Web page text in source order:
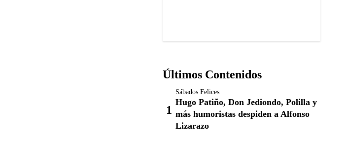
Últimos Contenidos
Sábados Felices
Hugo Patiño, Don Jediondo, Polilla y
más humoristas despiden a Alfonso
Lizarazo